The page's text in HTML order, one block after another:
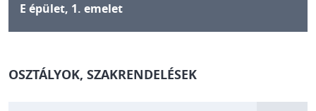
E épület, 1. emelet
OSZTÁLYOK, SZAKRENDELÉSEK